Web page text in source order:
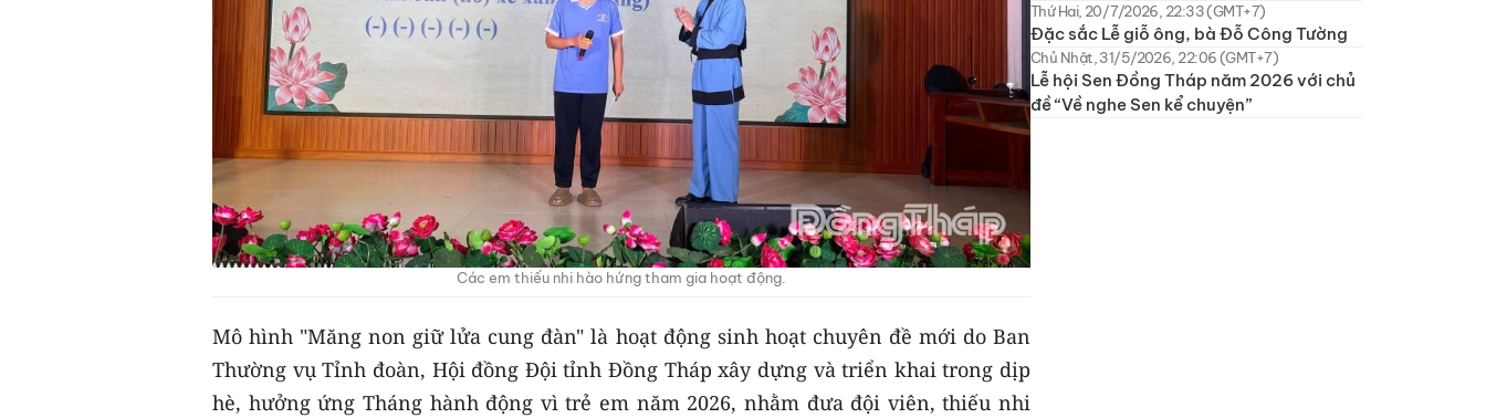
Các em thiếu nhi hào hứng tham gia hoạt động.
Mô hình "Măng non giữ lửa cung đàn" là hoạt động sinh hoạt chuyên đề mới do Ban
Thường vụ Tỉnh đoàn, Hội đồng Đội tỉnh Đồng Tháp xây dựng và triển khai trong dịp
hè, hưởng ứng Tháng hành động vì trẻ em năm 2026, nhằm đưa đội viên, thiếu nhi
Thứ Hai, 20/7/2026, 22:33 (GMT+7)
Đặc sắc Lễ giỗ ông, bà Đỗ Công Tường
Chủ Nhật, 31/5/2026, 22:06 (GMT+7)
Lễ hội Sen Đồng Tháp năm 2026 với chủ
đề “Về nghe Sen kể chuyện”